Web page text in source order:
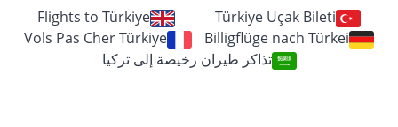
Türkiye Uçak Bileti
Flights to Türkiye
Billigflüge nach Türkei
Vols Pas Cher Türkiye
تذاكر طيران رخيصة إلى تركيا